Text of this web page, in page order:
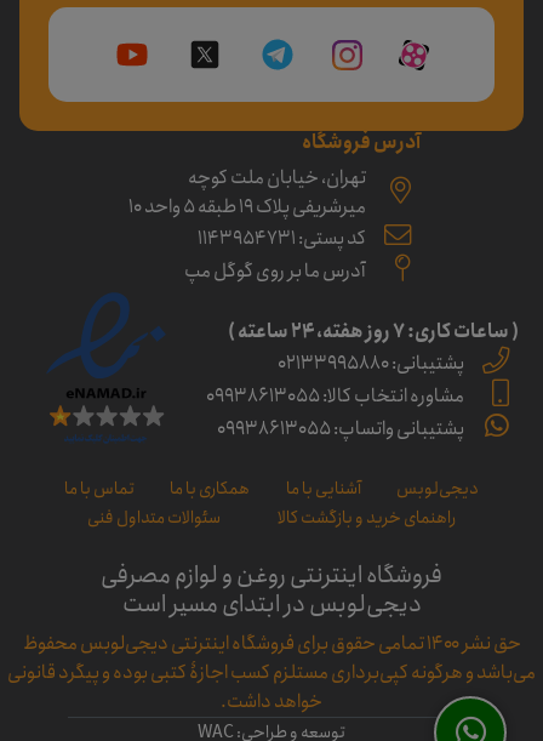
آدرس فروشگاه
تهران، خیابان ملت کوچه
میرشریفی پلاک 19 طبقه 5 واحد 10
کد پستی: 1143954731
آدرس ما بر روی گوگل مپ
( ساعات کاری: ۷ روز ﻫﻔﺘﻪ، ۲۴ ﺳﺎﻋﺘﻪ )
پشتیبانی: 02133995880
مشاوره انتخاب کالا: 09938613055
پشتیبانی واتساپ: 09938613055
دیجی‌لوبس آشنایی با ما همکاری با ما
تماس با ما
راهنمای خرید و بازگشت کالا
سئوالات متداول فنی
فروشگاه اینترنتی روغن و لوازم مصرفی
دیجی‌لوبس در ابتدای مسیر است
حق نشر ۱۴۰۰ تمامی حقوق برای فروشگاه اینترنتی دیجی‌لوبس محفوظ
می‌باشد و هرگونه کپی‌برداری مستلزم کسب اجازۀ کتبی بوده و پیگرد قانونی
خواهد داشت.
توسعه و طراحی: WAC